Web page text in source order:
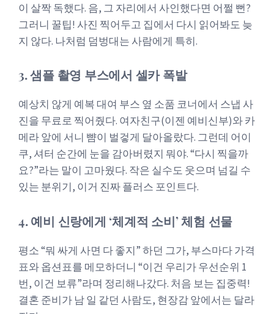
이 살짝 독했다. 음, 그 자리에서 사인했다면 어쩔 뻔?
그러니 꿀팁! 사진 찍어두고 집에서 다시 읽어봐도 늦
지 않다. 나처럼 덤벙대는 사람에게 특히.
3. 샘플 촬영 부스에서 셀카 폭발
예상치 않게 예복 대여 부스 옆 소품 코너에서 스냅 사
진을 무료로 찍어줬다. 여자친구(이젠 예비신부)와 카
메라 앞에 서니 뺨이 벌겋게 달아올랐다. 그런데 어이
쿠, 셔터 순간에 눈을 감아버렸지 뭐야. “다시 찍을까
요?”라는 말이 고마웠다. 작은 실수도 웃으며 넘길 수
있는 분위기, 이거 진짜 플러스 포인트다.
4. 예비 신랑에게 ‘체계적 소비’ 체험 선물
평소 “뭐 싸게 사면 다 좋지” 하던 그가, 부스마다 가격
표와 옵션표를 메모하더니 “이건 우리가 우선순위 1
번, 이건 보류”라며 정리해나갔다. 처음 보는 집중력!
결혼 준비가 남 일 같던 사람도, 현장감 앞에서는 달라